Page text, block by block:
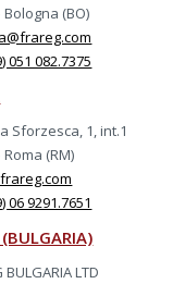
Bologna (BO)
051 082.7375
Sforzesca, 1, int.1
Roma (RM)
06 9291.7651
BULGARIA LTD